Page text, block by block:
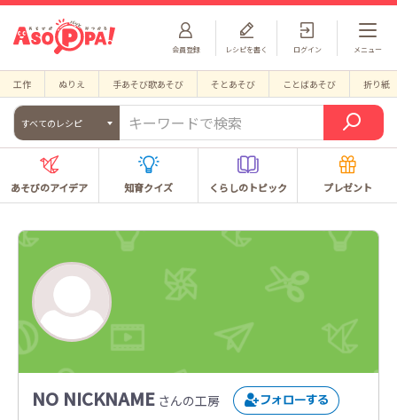
会員登録 ログイン
レシピを書く メニュー
工作 ぬりえ 手あそび歌あそび そとあそび ことばあそび 折り紙
すべてのレシピ
あそびのアイデア 知育クイズ くらしのトピック プレゼント
NO NICKNAME さんの工房